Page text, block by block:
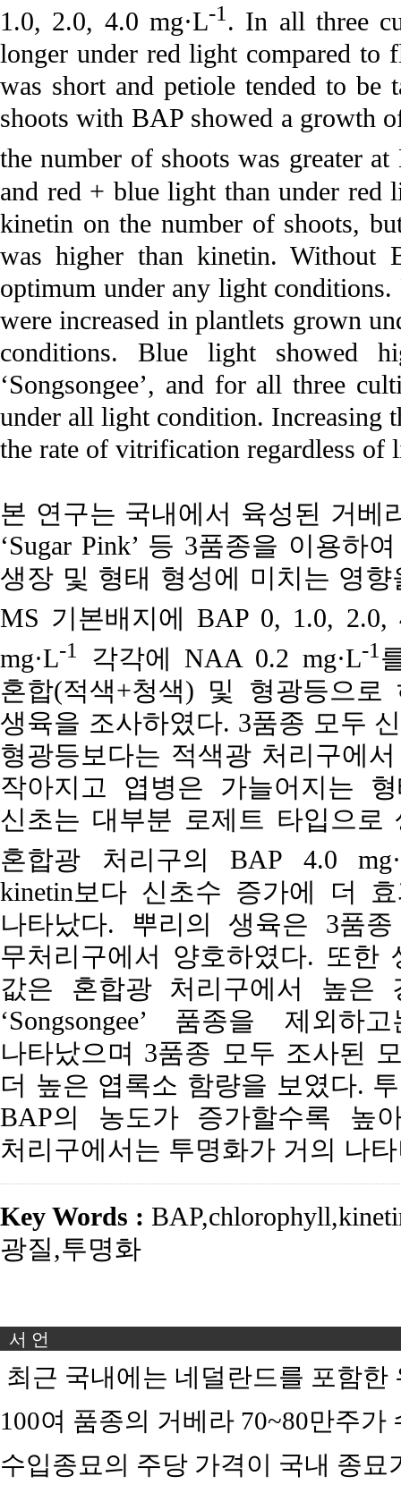
1.0, 2.0, 4.0 mg·L-1 . In all three
longer under red light compared to
was short and petiole tended to be
shoots with BAP showed a growth
the number of shoots was greater
and red + blue light than under red
kinetin on the number of shoots,
was higher than kinetin.
optimum under any light
were increased in plantlets grown
conditions. Blue light showed
‘Songsongee’, and for all three
under all light condition. Increasing
the rate of vitrification regardless of
본 연구는 국내에서 육성된 거베라
‘Sugar Pink’ 등 3품종을 이용하
생장 및 형태 형성에 미치는 영
MS 기본배지에 BAP 0, 1.0, 2.0,
mg·L-1 각각에 NAA 0.2 mg·L-1
혼합(적색+청색) 및 형광등으
생육을 조사하였다. 3품종 모두
형광등보다는 적색광 처리구에
작아지고 엽병은 가늘어지는
신초는 대부분 로제트 타입으로
혼합광 처리구의 BAP 4.0
kinetin보다 신초수 증가에 더
나타났다. 뿌리의 생육은 3품
무처리구에서 양호하였다. 또한
값은 혼합광 처리구에서 높은
‘Songsongee’ 품종을 제외
나타났으며 3품종 모두 조사된
더 높은 엽록소 함량을 보였다.
BAP의 농도가 증가할수록 높
처리구에서는 투명화가 거의 나
Key Words : BAP,chlorophyll,
광질,투명화
서 언
최근 국내에는 네덜란드를 포함
100여 품종의 거베라 70~80만주
수입종묘의 주당 가격이 국내 종